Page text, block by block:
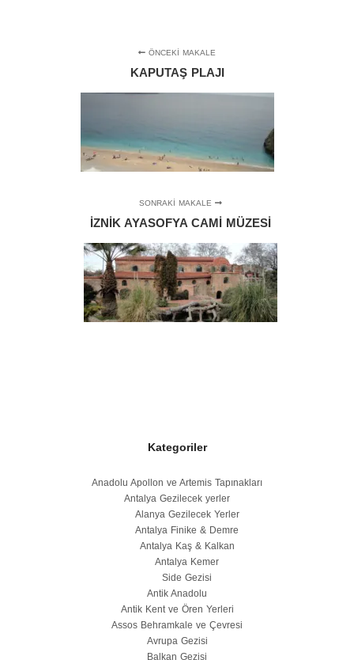
ÖNCEKI MAKALE
KAPUTAŞ PLAJI
SONRAKI MAKALE
İZNIK AYASOFYA CAMI MÜZESI
Kategoriler
Anadolu Apollon ve Artemis Tapınakları
Antalya Gezilecek yerler
Alanya Gezilecek Yerler
Antalya Finike & Demre
Antalya Kaş & Kalkan
Antalya Kemer
Side Gezisi
Antik Anadolu
Antik Kent ve Ören Yerleri
Assos Behramkale ve Çevresi
Avrupa Gezisi
Balkan Gezisi